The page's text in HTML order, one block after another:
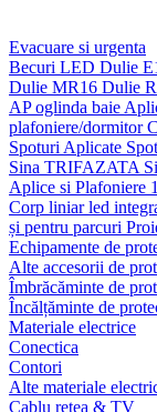
Evacuare si urgenta
Becuri LED Dulie
Dulie MR16 Dulie
AP oglinda baie
plafoniere/dormitor
Spoturi Aplicate
Sina TRIFAZATA
Aplice si Plafoniere 1
Corp liniar led
și pentru parcuri
Echipamente de
Alte accesorii de
Îmbrăcăminte de
Încălțăminte de
Materiale electrice
Conectica
Contori
Alte materiale
Cablu retea & TV